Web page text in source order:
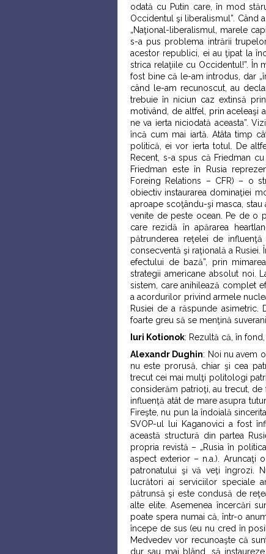
odată cu Putin care, în mod
Occidentul şi liberalismul”. Când
„Naţional-liberalismul, marele
s-a pus problema intrării
acestor republici, ei au ţipat la
strica relaţiile cu Occidentul!”. În
fost bine că le-am introdus, dar
când le-am recunoscut, au
trebuie în niciun caz extinsă
motivând, de altfel, prin aceleaşi
ne va ierta niciodată aceasta”.
încă cum mai iartă. Atâta timp
politică, ei vor ierta totul. De
Recent, s-a spus că Friedman
Friedman este în Rusia
Foreing Relations – CFR) – o
obiectiv instaurarea dominaţiei
aproape scoţându-şi masca,
venite de peste ocean. Pe de o
care rezidă în apărarea
pătrunderea reţelei de
consecventă şi raţională a Rusiei.
efectului de bază”, prin
strategii americane absolut noi.
sistem, care anihilează complet
a acordurilor privind armele
Rusiei de a răspunde
foarte greu să se menţină
Iuri Kotionok: Rezultă că, în
Alexandr Dughin: Noi nu avem
nu este prorusă, chiar şi cea
trecut cei mai mulţi politologi
considerăm patrioţi, au trecut, de
influenţă atât de mare asupra
Fireşte, nu pun la îndoială
SVOP-ul lui Kaganovici a fost
această structură din partea
propria revistă – „Rusia în
aspect exterior – n.a.). Aruncaţi
patronatului şi vă veţi îngrozi.
lucrători ai serviciilor speciale
pătrunsă şi este condusă de
alte elite. Asemenea încercări
poate spera numai că, într-o
începe de sus (eu nu cred în
Medvedev vor recunoaşte că
dur sau mai blând, să